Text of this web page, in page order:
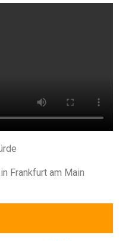
Frankfurt am Main